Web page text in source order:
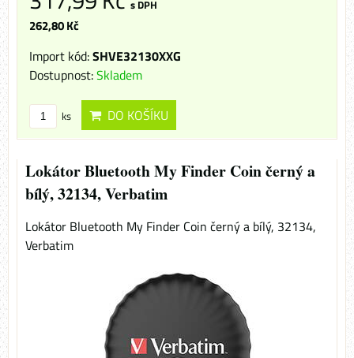
s DPH
262,80 Kč
Import kód:SHVE32130XXG
Dostupnost:Skladem
ks DO KOŠÍKU
Lokátor Bluetooth My Finder Coin černý a
bílý, 32134, Verbatim
Lokátor Bluetooth My Finder Coin černý a bílý, 32134,
Verbatim